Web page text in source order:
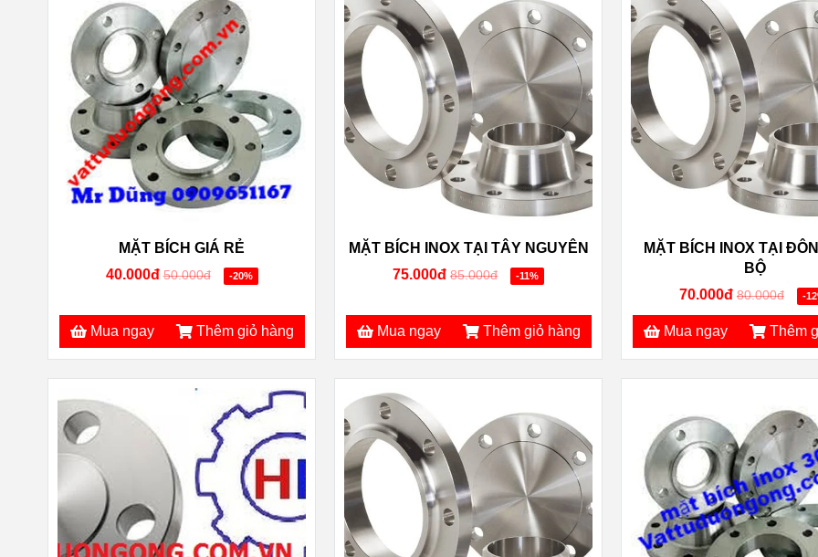
MẶT BÍCH GIÁ RẺ
40.000đ 50.000đ -20%
Mua ngay Thêm giỏ hàng
MẶT BÍCH INOX TẠI TÂY NGUYÊN
75.000đ 85.000đ -11%
Mua ngay Thêm giỏ hàng
MẶT BÍCH INOX TẠI
BỘ
70.000đ 80.000đ -
Mua ngay Thêm